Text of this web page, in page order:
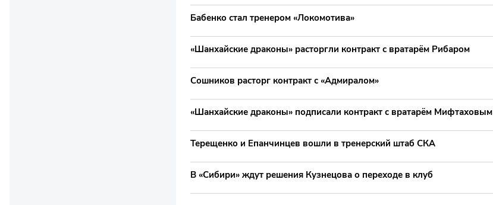
Бабенко стал тренером «Локомотива»
«Шанхайские драконы» расторгли контракт с вратарём Рибаром
Сошников расторг контракт с «Адмиралом»
«Шанхайские драконы» подписали контракт с вратарём Мифтаховым
Терещенко и Епанчинцев вошли в тренерский штаб СКА
В «Сибири» ждут решения Кузнецова о переходе в клуб